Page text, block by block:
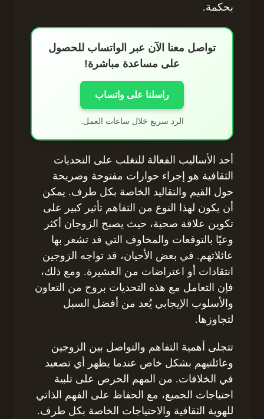
بحكمة.
تواصل معنا الآن عبر الواتساب للحصول
على مساعدة مباشرة!
راسلنا على واتساب
الرد سريع خلال ساعات العمل.
أحد الأساليب الفعالة للتغلب على التحديات
الثقافية هو إجراء حوارات مفتوحة وصريحة
حول القيم والتقاليد الخاصة بكل طرف. يمكن
أن يكون لهذا النوع من التفاهم تأثير كبير على
تكوين علاقة صحية، حيث يصبح الزوجان أكثر
وعيًا بالتوقعات والمخاوف التي قد تشعر بها
عائلاتهم. في بعض الأحيان، قد تواجه الزوجين
انتقادات أو اعتراضات من العشيرة. ومع ذلك،
فإن التعامل مع هذه التحديات بروح من التعاون
والأسلوب الإيجابي يُعد من أفضل السبل
لتجاوزها.
تتجلى أهمية التفاهم والتواصل بين الزوجين
وعائلتيهم بشكل خاص عندما يظهر أي تصعيد
في الخلافات. من المهم الحرص على تلبية
احتياجات الجميع، مع الحفاظ على الفهم الذاتي
للهوية الثقافية والاحتياجات الخاصة بكل طرف.